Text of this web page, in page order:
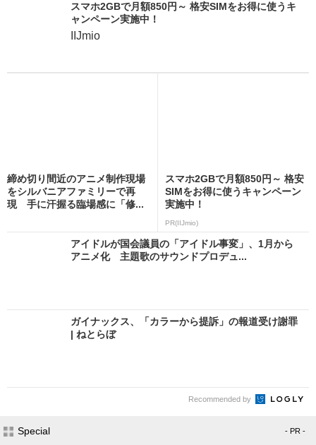
スマホ2GBで月額850円～ 格安SIMをお得に使うキ
ャンペーン実施中！
IIJmio
締め切り間近のアニメ制作現場
をシルバニアファミリーで再
現 手に汗握る臨場感に「修...
スマホ2GBで月額850円～ 格安
SIMをお得に使うキャンペーン
実施中！
PR(IIJmio)
アイドルが国会議員の「アイドル事変」、1月から
アニメ化 主題歌のサウンドプロデュ...
ガイナックス、「カラーから提訴」の報道受け謝罪
| ねとらぼ
Recommended by
Special - PR -